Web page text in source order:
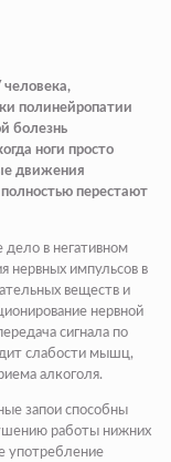
человека,
полинейропатии
болезнь
ноги просто
движения
перестают
дело в негативном
нервных импульсов в
веществ и
нервной
сигнала по
слабости мышц,
алкоголя.
запои способны
работы нижних
употребление